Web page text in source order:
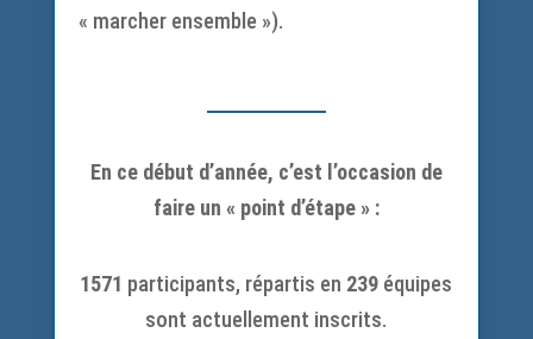
« marcher ensemble »).
En ce début d’année, c’est l’occasion de
faire un « point d’étape » :
1571 participants, répartis en 239 équipes
sont actuellement inscrits.